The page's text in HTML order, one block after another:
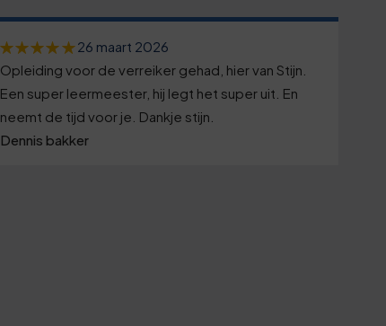
26 maart 2026
Opleiding voor de verreiker gehad, hier van Stijn.
Een super leermeester, hij legt het super uit. En
neemt de tijd voor je. Dankje stijn.
Dennis bakker